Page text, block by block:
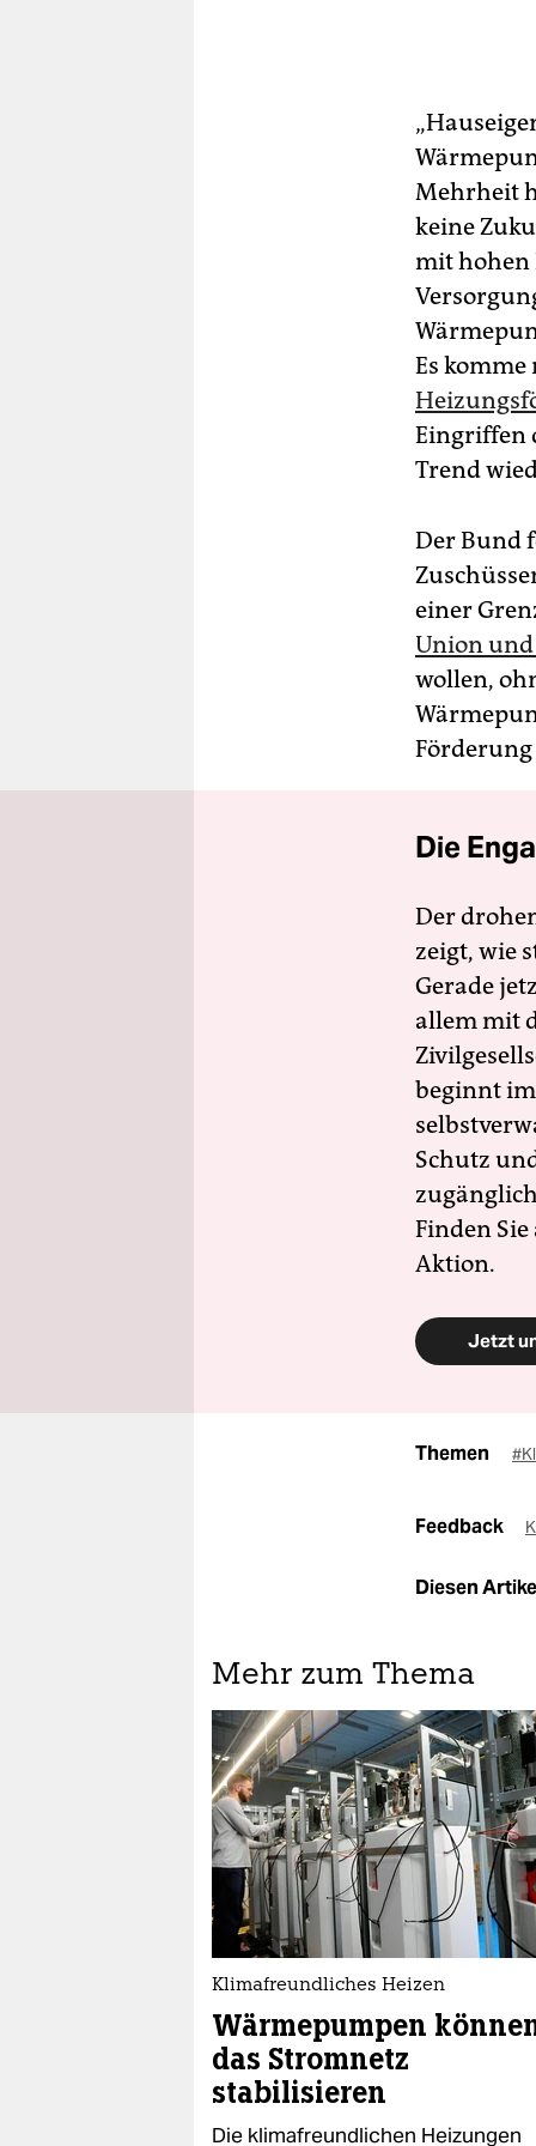
Mehrheit
keine
mit hohen
Es
Eingriffen
Trend
Der Bund
einer
Union und
wollen,
Die
Der
zeigt, wie
Gerade
allem mit
beginnt
Schutz
Finden
Aktion.
Jetzt
Themen
Feedback
Diesen
Mehr zum Thema
Klimafreundliches Heizen
Wärmepumpen
das Stromnetz
stabilisieren
Die klimafreundlichen Heizungen